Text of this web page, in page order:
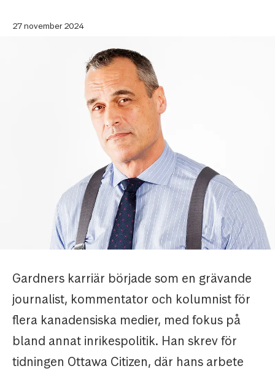
27 november 2024
Gardners karriär började som en grävande
journalist, kommentator och kolumnist för
flera kanadensiska medier, med fokus på
bland annat inrikespolitik. Han skrev för
tidningen Ottawa Citizen, där hans arbete